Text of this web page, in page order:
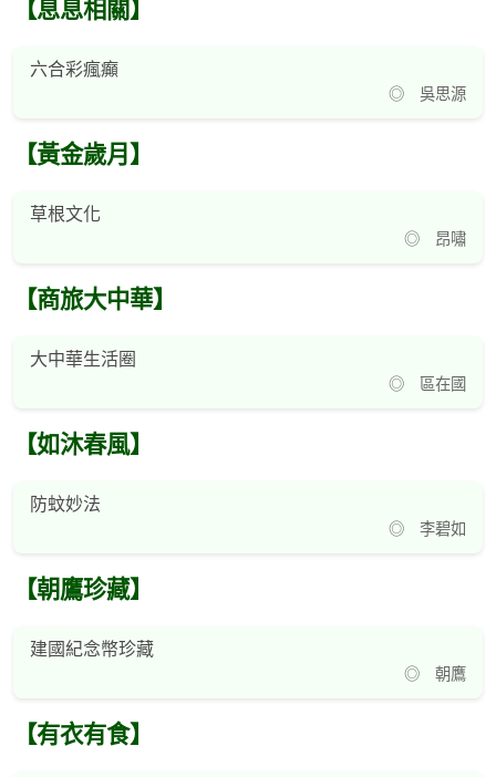
【息息相關】
六合彩瘋癲
◎ 吳思源
【黃金歲月】
草根文化
◎ 昂嘯
【商旅大中華】
大中華生活圈
◎ 區在國
【如沐春風】
防蚊妙法
◎ 李碧如
【朝鷹珍藏】
建國紀念幣珍藏
◎ 朝鷹
【有衣有食】